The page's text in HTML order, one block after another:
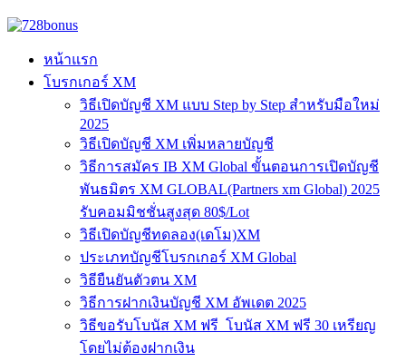
หน้าแรก
โบรกเกอร์ XM
วิธีเปิดบัญชี XM แบบ Step by Step สำหรับมือใหม่
2025
วิธีเปิดบัญชี XM เพิ่มหลายบัญชี
วิธีการสมัคร IB XM Global ขั้นตอนการเปิดบัญชี
พันธมิตร XM GLOBAL(Partners xm Global) 2025
รับคอมมิชชั่นสูงสุด 80$/Lot
วิธีเปิดบัญชีทดลอง(เดโม)XM
ประเภทบัญชีโบรกเกอร์ XM Global
วิธียืนยันตัวตน XM
วิธีการฝากเงินบัญชี XM อัพเดต 2025
วิธีขอรับโบนัส XM ฟรี โบนัส XM ฟรี 30 เหรียญ
โดยไม่ต้องฝากเงิน